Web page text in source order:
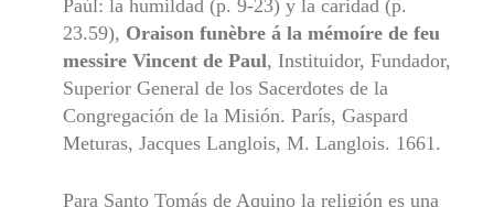
Paúl: la humildad (p. 9-23) y la caridad (p.
23.59), Oraison funèbre á la mémoíre de feu
messire Vincent de Paul, Instituidor, Fundador,
Superior General de los Sacerdotes de la
Congregación de la Misión. París, Gaspard
Meturas, Jacques Langlois, M. Langlois. 1661.
Para Santo Tomás de Aquino la religión es una